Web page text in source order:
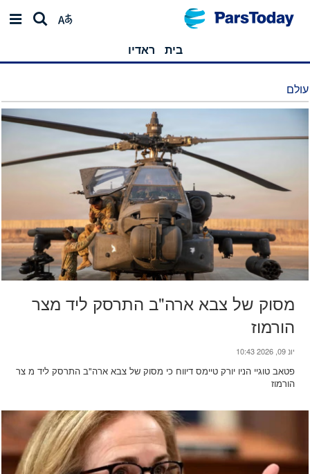
בית ראדיו
עולם
מסוק של צבא ארה"ב התרסק ליד מצר
הורמוז
יונ 09, 2026 10:43
פטאב טוגיי הניו יורק טיימס דיווח כי מסוק של צבא ארה"ב התרסק ליד מ צר
הורמוז